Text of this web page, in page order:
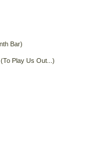
Bar)
Play Us Out...)